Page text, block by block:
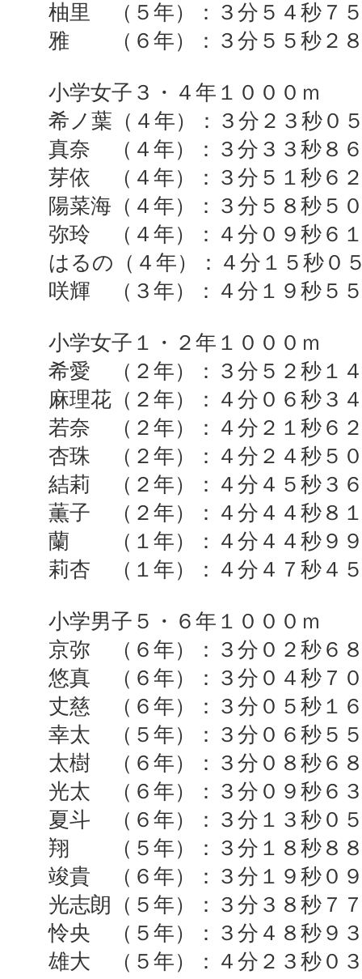
柚里 （５年）：３分５４秒７
雅 （６年）：３分５５秒２
小学女子３・４年１０００ｍ
希ノ葉（４年）：３分２３秒０
真奈 （４年）：３分３３秒８
芽依 （４年）：３分５１秒６
陽菜海（４年）：３分５８秒５
弥玲 （４年）：４分０９秒６
はるの（４年）：４分１５秒０
咲輝 （３年）：４分１９秒５
小学女子１・２年１０００ｍ
希愛 （２年）：３分５２秒１
麻理花（２年）：４分０６秒３
若奈 （２年）：４分２１秒６
杏珠 （２年）：４分２４秒５
結莉 （２年）：４分４５秒３
薫子 （２年）：４分４４秒８
蘭 （１年）：４分４４秒９
莉杏 （１年）：４分４７秒４
小学男子５・６年１０００ｍ
京弥 （６年）：３分０２秒６
悠真 （６年）：３分０４秒７
丈慈 （６年）：３分０５秒１
幸太 （５年）：３分０６秒５
太樹 （６年）：３分０８秒６
光太 （６年）：３分０９秒６
夏斗 （６年）：３分１３秒０
翔 （５年）：３分１８秒８
竣貴 （６年）：３分１９秒０
光志朗（５年）：３分３８秒７
怜央 （５年）：３分４８秒９
雄大 （５年）：４分２３秒０